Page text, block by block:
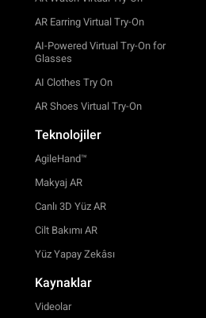
AR Earring Virtual Try-On
AI-Powered Virtual Try-On for
Glasses
AI Clothes Try On
AR Shoes Virtual Try-On
Teknolojiler
AgileHand™
Makyaj AR
Canlı 3D Yüz AR
Cilt Bakımı AR
Yüz Yapay Zekâsı
Kaynaklar
Videolar